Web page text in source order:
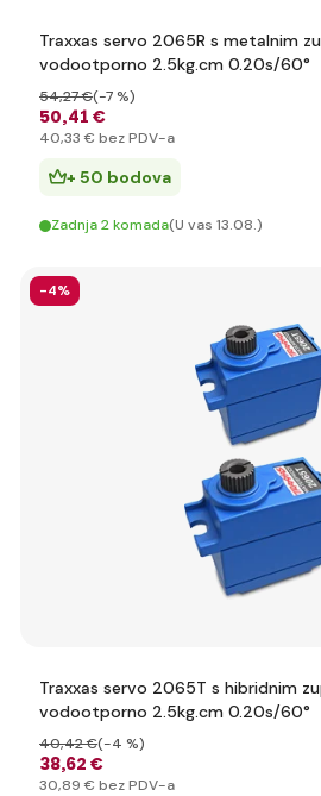
Traxxas servo 2065R s metalnim
vodootporno 2.5kg.cm 0.20s/60°
50,41 €
54,27 €(-7 %)
40,33 € bez PDV-a
+ 50 bodova
Zadnja 2 komada(U vas 13.08.)
-4%
Traxxas servo 2065T s hibridnim
vodootporno 2.5kg.cm 0.20s/60°
38,62 €
40,42 €(-4 %)
30,89 € bez PDV-a